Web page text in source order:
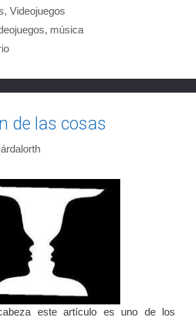
, Videojuegos
, música
de las cosas
este artículo es uno de los